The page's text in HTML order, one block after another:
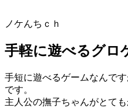
ノケんちｃｈ
手軽に遊べるグロ
手短に遊べるゲームなんで
です。
主人公の撫子ちゃんがとて